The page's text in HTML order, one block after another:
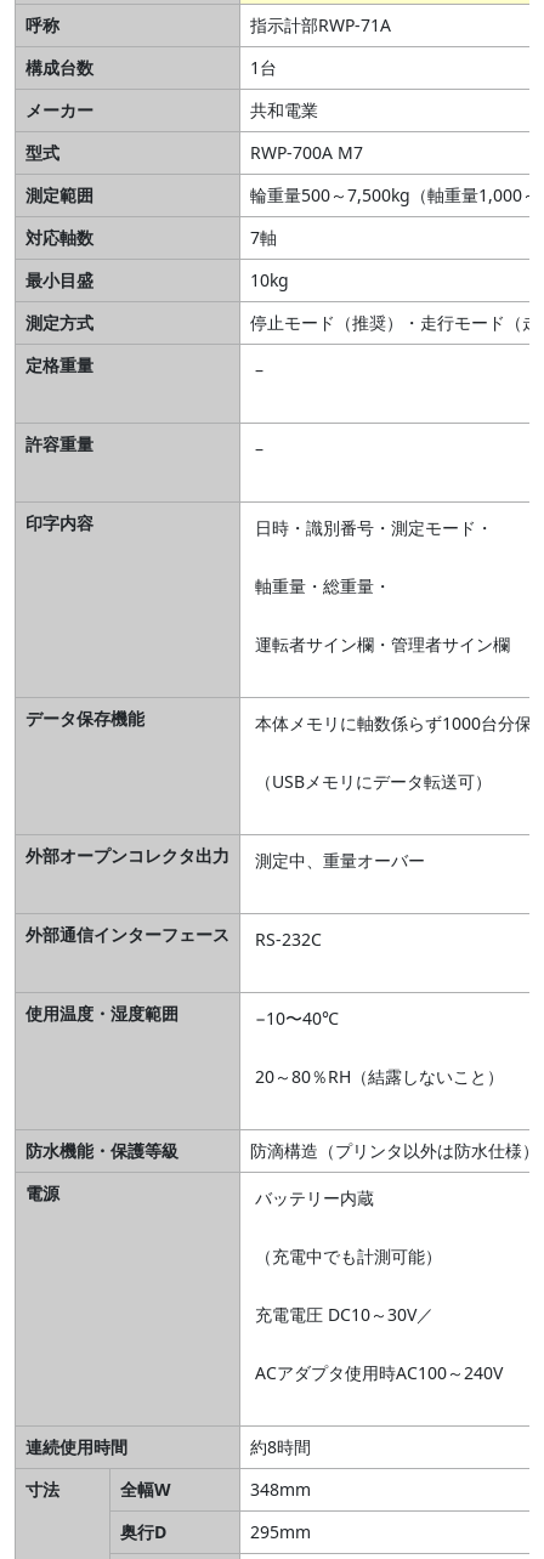
呼称
指示計部RWP-71A
構成台数
1台
メーカー
共和電業
型式
RWP-700A M7
測定範囲
輪重量500～7,500kg（軸重量1,000
対応軸数
7軸
最小目盛
10kg
測定方式
停止モード（推奨）・走行モード（
定格重量
–
許容重量 –
印字内容 日時・識別番号・測定モード・
軸重量・総重量・
運転者サイン欄・管理者サイン欄
データ保存機能 本体メモリに軸数係らず1000台分保
（USBメモリにデータ転送可）
外部オープンコレクタ出力 測定中、重量オーバー
外部通信インターフェース RS-232C
使用温度・湿度範囲 −10〜40℃
20～80％RH（結露しないこと）
防水機能・保護等級
防滴構造（プリンタ以外は防水仕様）
電源
バッテリー内蔵
（充電中でも計測可能）
充電電圧 DC10～30V／
ACアダプタ使用時AC100～240V
連続使用時間
約8時間
寸法
全幅W
348mm
奥行D
295mm